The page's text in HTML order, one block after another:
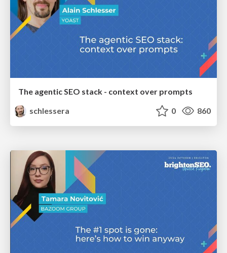
The agentic SEO stack - context over prompts
schlessera
0 860